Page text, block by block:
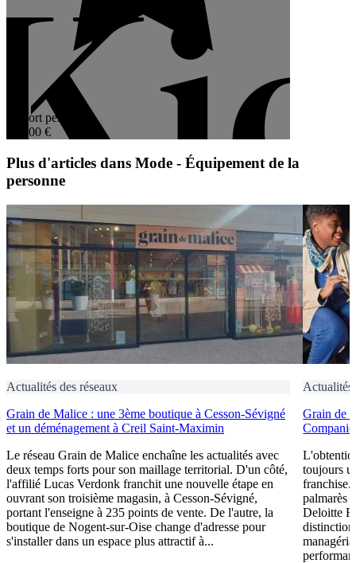
Apport personnel
40 000 €
Plus d'articles dans Mode - Équipement de la
personne
Actualités des réseaux
Grain de Malice : une 3ème boutique à Cesson-Sévigné
et un déménagement à Creil Saint-Maximin
Le réseau Grain de Malice enchaîne les actualités avec
deux temps forts pour son maillage territorial. D'un côté,
l'affilié Lucas Verdonk franchit une nouvelle étape en
ouvrant son troisième magasin, à Cesson-Sévigné,
portant l'enseigne à 235 points de vente. De l'autre, la
boutique de Nogent-sur-Oise change d'adresse pour
s'installer dans un espace plus attractif à...
Actualités
Grain de
toujours
franchise.
palmarès
Deloitte